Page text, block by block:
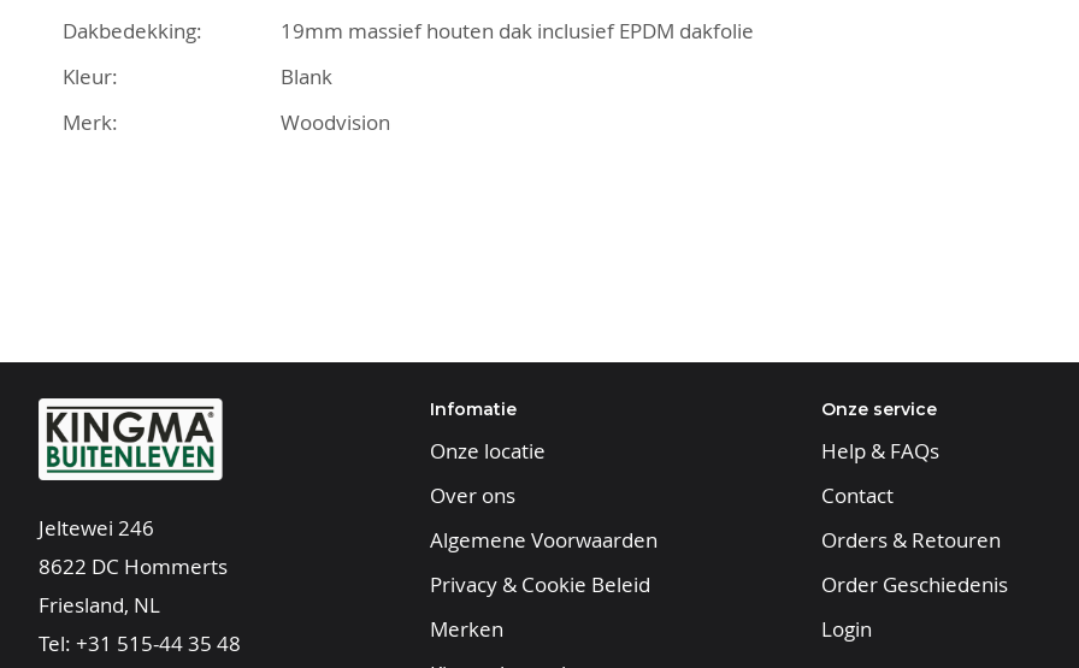
Dakbedekking:
19mm massief houten dak inclusief EPDM dakfolie
Kleur:
Blank
Merk:
Woodvision
Jeltewei 246
8622 DC Hommerts
Friesland, NL
Tel: +31 515-44 35 48
Infomatie
Onze locatie
Over ons
Algemene Voorwaarden
Privacy & Cookie Beleid
Merken
Onze service
Help & FAQs
Contact
Orders & Retouren
Order Geschiedenis
Login